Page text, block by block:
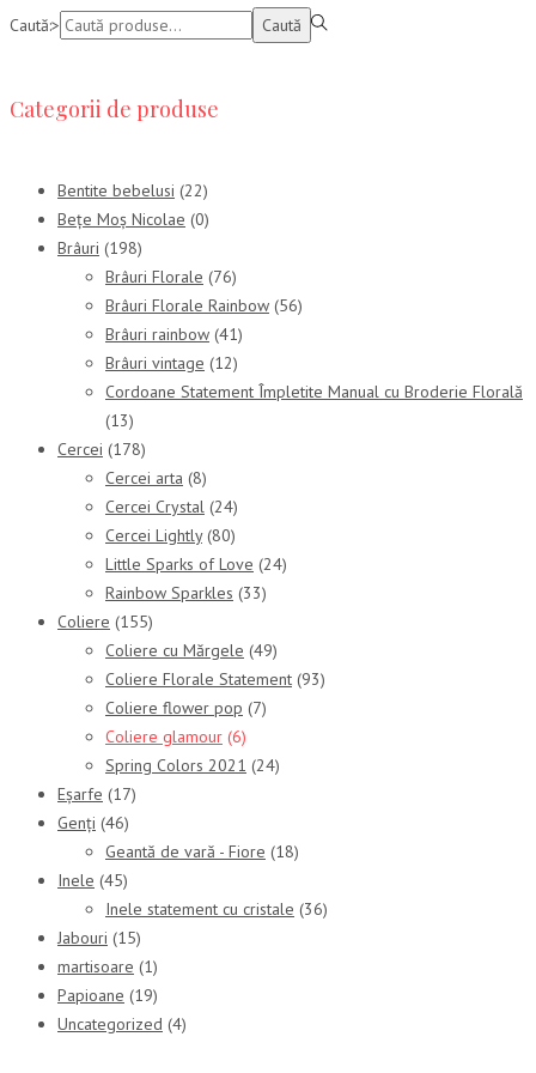
Caută:> Caută
Categorii de produse
Bentite bebelusi (22)
Bețe Moș Nicolae (0)
Brâuri (198)
Brâuri Florale (76)
Brâuri Florale Rainbow (56)
Brâuri rainbow (41)
Brâuri vintage (12)
Cordoane Statement Împletite Manual cu Broderie Florală
(13)
Cercei (178)
Cercei arta (8)
Cercei Crystal (24)
Cercei Lightly (80)
Little Sparks of Love (24)
Rainbow Sparkles (33)
Coliere (155)
Coliere cu Mărgele (49)
Coliere Florale Statement (93)
Coliere flower pop (7)
Coliere glamour (6)
Spring Colors 2021 (24)
Eșarfe (17)
Genți (46)
Geantă de vară - Fiore (18)
Inele (45)
Inele statement cu cristale (36)
Jabouri (15)
martisoare (1)
Papioane (19)
Uncategorized (4)